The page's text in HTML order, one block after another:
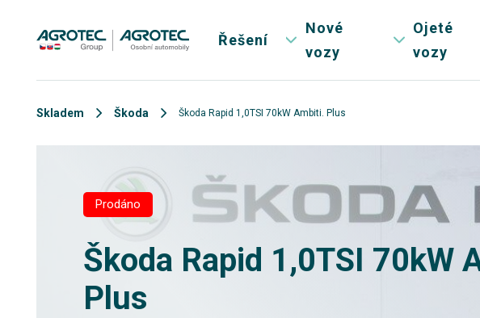
Řešení
Nové
vozy
Ojeté
vozy
Skladem Škoda Škoda Rapid 1,0TSI 70kW Ambiti. Plus
Prodáno
Škoda Rapid 1,0TSI 70kW
Plus